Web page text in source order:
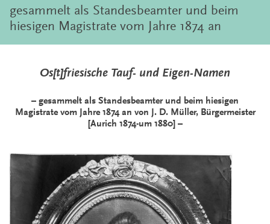
gesammelt als Standesbeamter und beim
hiesigen Magistrate vom Jahre 1874 an
Os[t]friesische Tauf- und Eigen-Namen
– gesammelt als Standesbeamter und beim hiesigen
Magistrate vom Jahre 1874 an von J. D. Müller, Bürgermeister
[Aurich 1874-um 1880] –